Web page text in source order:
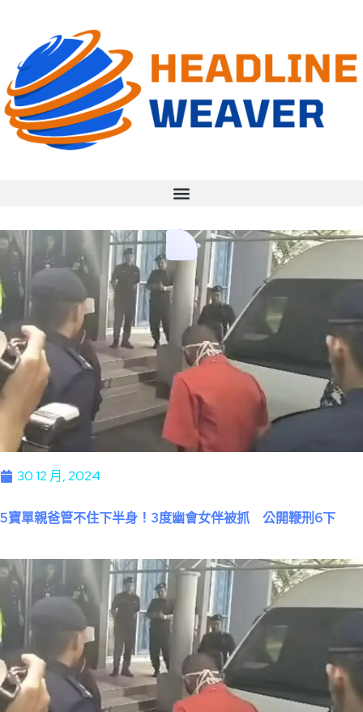
30 12 月, 2024
5寶單親爸管不住下半身！3度幽會女伴被抓 公開鞭刑6下